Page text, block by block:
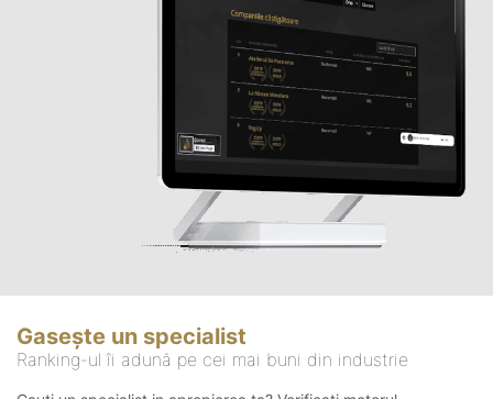
Gasește un specialist
Ranking-ul îi adună pe cei mai buni din industrie